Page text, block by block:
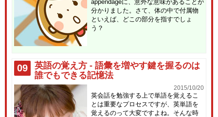
appendageに、意外な意味があることが
分かりました。さて、体の中で付属物
といえば、どこの部分を指すでしょ
う？
09
英語の覚え方 - 語彙を増やす鍵を握るのは
誰でもできる記憶法
2015/10/20
英会話を勉強する上で単語を覚えるこ
とは重要なプロセスですが、英単語を
覚えるのって大変ですよね。そんな時